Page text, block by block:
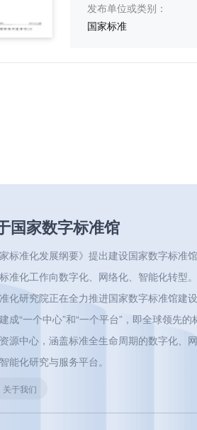
发布单位或类别：
国家标准
国家数字标准馆
家标准化发展纲要》提出建设国家数字标准馆
准化工作向数字化、网络化、智能化转型
化研究院正在全力推进国家数字标准馆建设
成“一个中心”和“一个平台”，即全球领先的
源中心，涵盖标准全生命周期的数字化、
能化研究与服务平台。
关于我们